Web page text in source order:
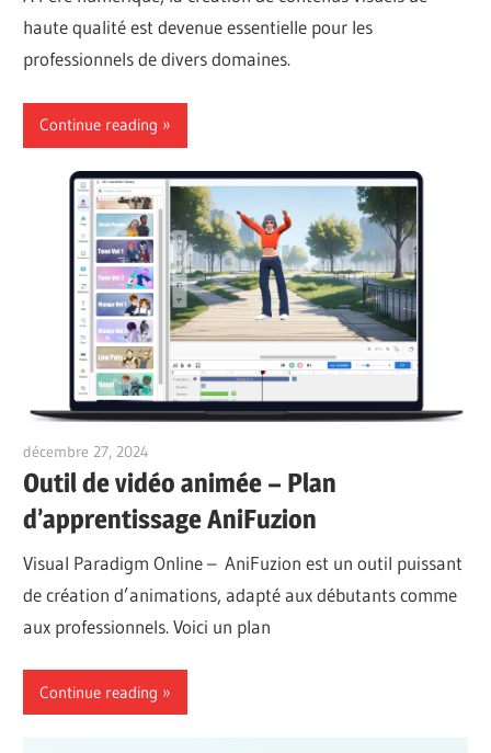
haute qualité est devenue essentielle pour les
professionnels de divers domaines.
Continue reading
décembre 27, 2024
Outil de vidéo animée – Plan
d’apprentissage AniFuzion
Visual Paradigm Online – AniFuzion est un outil puissant
de création d’animations, adapté aux débutants comme
aux professionnels. Voici un plan
Continue reading